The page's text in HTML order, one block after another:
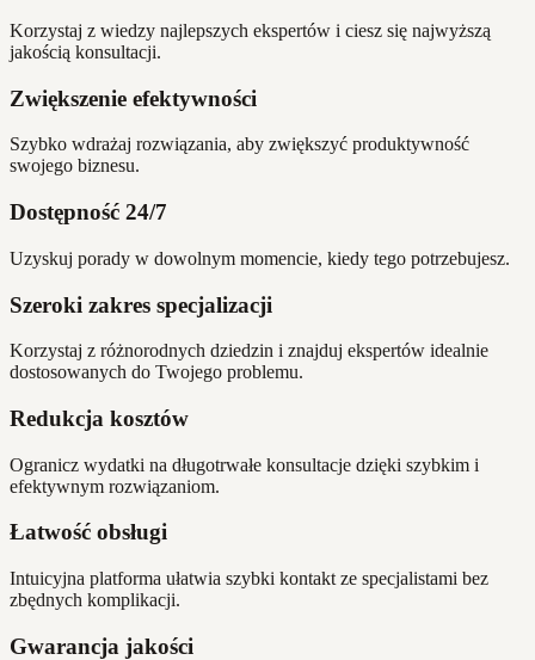
Korzystaj z wiedzy najlepszych ekspertów i ciesz się najwyższą
jakością konsultacji.
Zwiększenie efektywności
Szybko wdrażaj rozwiązania, aby zwiększyć produktywność
swojego biznesu.
Dostępność 24/7
Uzyskuj porady w dowolnym momencie, kiedy tego potrzebujesz.
Szeroki zakres specjalizacji
Korzystaj z różnorodnych dziedzin i znajduj ekspertów idealnie
dostosowanych do Twojego problemu.
Redukcja kosztów
Ogranicz wydatki na długotrwałe konsultacje dzięki szybkim i
efektywnym rozwiązaniom.
Łatwość obsługi
Intuicyjna platforma ułatwia szybki kontakt ze specjalistami bez
zbędnych komplikacji.
Gwarancja jakości